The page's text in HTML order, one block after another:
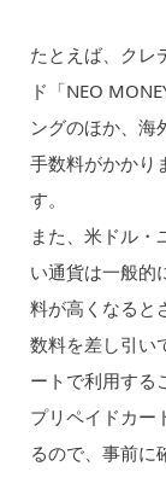
たとえば、クレ
ド「NEO
ングのほか、海
手数料がかかり
す。
また、米ドル・
い通貨は一般的
料が高くなると
数料を差し引い
ートで利用する
プリペイドカー
るので、事前に